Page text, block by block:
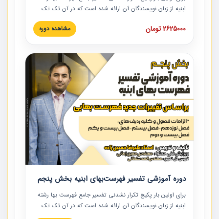
ابنیه از زبان نویسندگان آن ارائه شده است که در آن تک تک
ردیف ها و مطالب فهرست بها تفسیر و ارائه شده است. این
دوره به صورت کامل تصویری بوده و به همراه تصاویر عملیات
دوره با کلام مهندس علیرضاحسین‌زاده مدیر پروژه مهندسی
مشاور در امر بازنگری فهرست بها رشته ابنیه ارائه شده و به تمام
همکارانی که در حوزه صنعت ساخت در حال فعالیت هستند حتما
توصیه می کنیم از مطالب این دوره استفاده نمایند.
2625000 تومان مشاهده دوره
دوره آموزشی تفسیر فهرست‌بهای ابنیه بخش پنجم
برای اولین بار پکیج تکرار نشدنی تفسیر جامع فهرست بها رشته
ابنیه از زبان نویسندگان آن ارائه شده است که در آن تک تک
ردیف ها و مطالب فهرست بها تفسیر و ارائه شده است. این